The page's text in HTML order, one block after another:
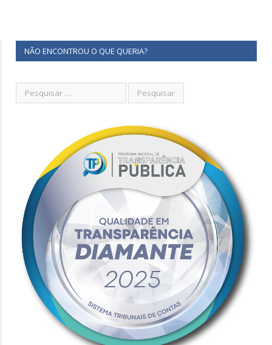
NÃO ENCONTROU O QUE QUERIA?